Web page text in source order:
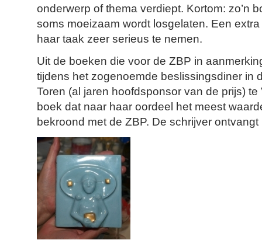
onderwerp of thema verdiept. Kortom: zo’n
soms moeizaam wordt losgelaten. Een
haar taak zeer serieus te nemen.
Uit de boeken die voor de ZBP in
tijdens het zogenoemde beslissingsdiner in
Toren (al jaren hoofdsponsor van de prijs)
boek dat naar haar oordeel het meest
bekroond met de ZBP. De schrijver